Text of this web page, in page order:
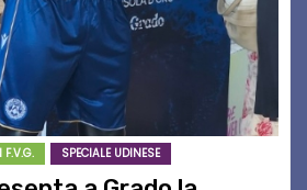
F.V.G. SPECIALE UDINESE